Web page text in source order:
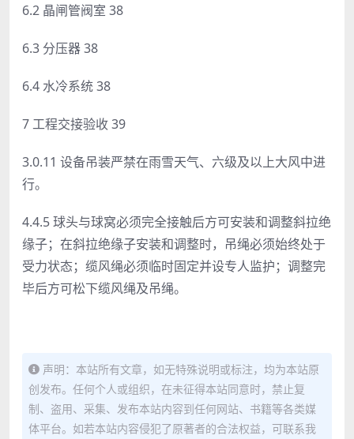
6.2 晶闸管阀室 38
6.3 分压器 38
6.4 水冷系统 38
7 工程交接验收 39
3.0.11 设备吊装严禁在雨雪天气、六级及以上大风中进
行。
4.4.5 球头与球窝必须完全接触后方可安装和调整斜拉绝
缘子；在斜拉绝缘子安装和调整时，吊绳必须始终处于
受力状态；缆风绳必须临时固定并设专人监护；调整完
毕后方可松下缆风绳及吊绳。
声明：本站所有文章，如无特殊说明或标注，均为本站原
创发布。任何个人或组织，在未征得本站同意时，禁止复
制、盗用、采集、发布本站内容到任何网站、书籍等各类媒
体平台。如若本站内容侵犯了原著者的合法权益，可联系我